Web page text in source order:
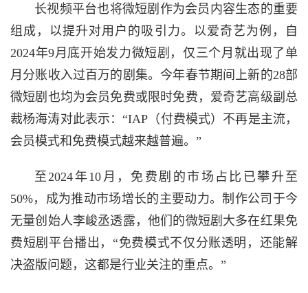
长视频平台也将微短剧作为会员内容生态的重要
组成，以提升对用户的吸引力。以爱奇艺为例，自
2024年9月底开始发力微短剧，仅三个月就出现了单
月分账收入过百万的剧集。今年春节期间上新的28部
微短剧也均为会员免费或限时免费，爱奇艺高级副总
裁杨海涛对此表示：“IAP（付费模式）不再是主流，
会员模式和免费模式越来越普遍。”
至2024年10月，免费剧的市场占比已攀升至
50%，成为推动市场增长的主要动力。制作公司于今
无量创始人李峻丞透露，他们的微短剧大多在红果免
费短剧平台播出，“免费模式不仅分账透明，还能解
决盗版问题，这都是行业关注的重点。”